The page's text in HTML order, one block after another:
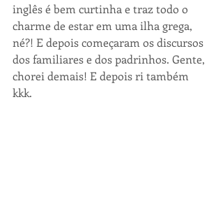
inglês é bem curtinha e traz todo o
charme de estar em uma ilha grega,
né?! E depois começaram os discursos
dos familiares e dos padrinhos. Gente,
chorei demais! E depois ri também
kkk.